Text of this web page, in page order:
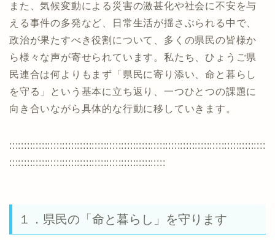
また、気候変動による災害の激甚化や社会に不安を与
える事件の多発など、日常生活が揺さぶられる中で、
政治が果たすべき役割について、多くの県民の皆様か
ら様々な声が寄せられています。私たち、ひょうご県
民連合は何よりもまず「県民に寄り添い、命と暮らし
を守る」という基本に立ち返り、一つひとつの課題に
向き合いながら具体的な行動に移していきます。
:::::::::::::::::::::::::::::::::::::::::::::::::::::::::::::::::::::::::::::::::::::::
:::::::::::::::::::::::::::::::::::::::::::::::::::::
１．県民の「命と暮らし」を守ります